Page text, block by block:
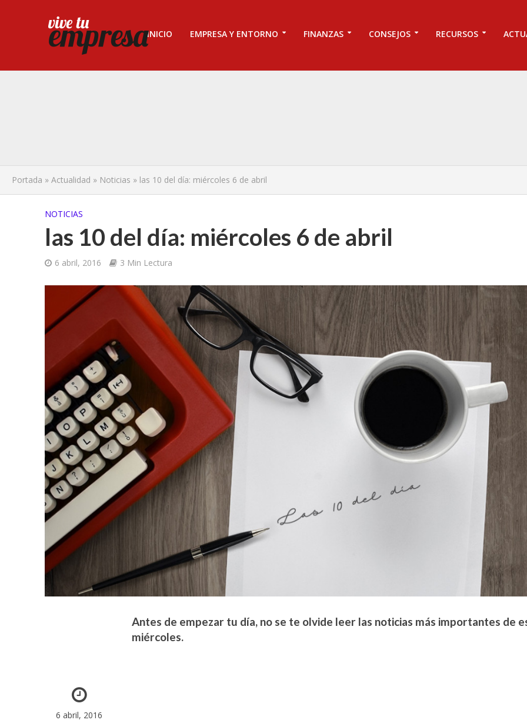
INICIO EMPRESA Y ENTORNO FINANZAS CONSEJOS RECURSOS
Portada » Actualidad » Noticias » las 10 del día: miércoles 6 de abril
NOTICIAS
las 10 del día: miércoles 6 de abril
6 abril, 2016 3 Min Lectura
6 abril, 2016
Antes de empezar tu día, no se te olvide leer las noticias más importantes de
miércoles.